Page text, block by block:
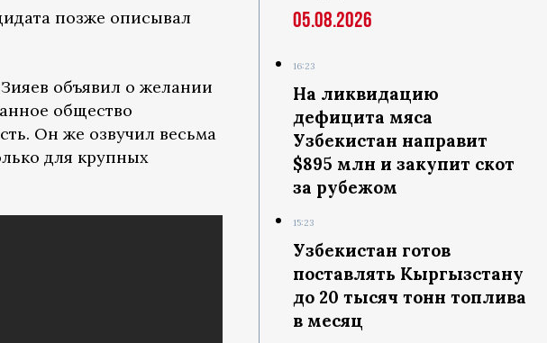
05.08.2026
16:23
На ликвидацию
дефицита мяса
Узбекистан направит
$895 млн и закупит скот
за рубежом
15:23
Узбекистан готов
поставлять Кыргызстану
до 20 тысяч тонн топлива
в месяц
позже описывал
объявил о желании
общество
Он же озвучил весьма
для крупных